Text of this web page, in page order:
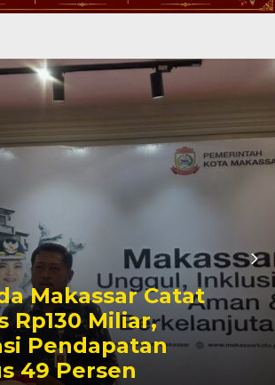
Makassar Catat
Rp130 Miliar,
Pendapatan
49 Persen